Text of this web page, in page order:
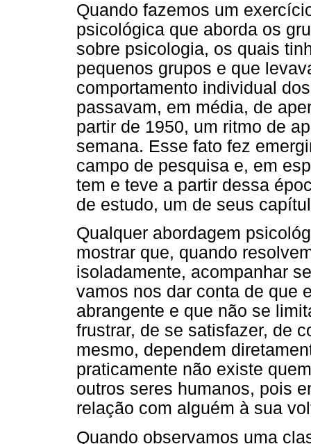
Quando fazemos um
psicológica que aborda os
sobre psicologia, os quais
pequenos grupos e que
comportamento individual
passavam, em média, de
partir de 1950, um ritmo de
semana. Esse fato fez
campo de pesquisa e, em
tem e teve a partir dessa
de estudo, um de seus
Qualquer abordagem
mostrar que, quando
isoladamente, acompanhar
vamos nos dar conta de que
abrangente e que não se
frustrar, de se satisfazer, de
mesmo, dependem
praticamente não existe
outros seres humanos, pois
relação com alguém à sua
Quando observamos uma